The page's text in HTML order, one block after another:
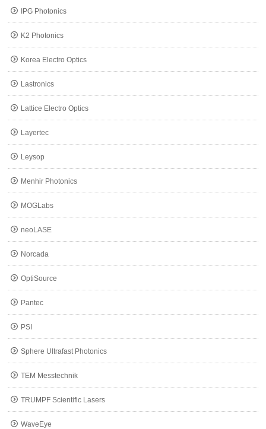
IPG Photonics
K2 Photonics
Korea Electro Optics
Lastronics
Lattice Electro Optics
Layertec
Leysop
Menhir Photonics
MOGLabs
neoLASE
Norcada
OptiSource
Pantec
PSI
Sphere Ultrafast Photonics
TEM Messtechnik
TRUMPF Scientific Lasers
WaveEye